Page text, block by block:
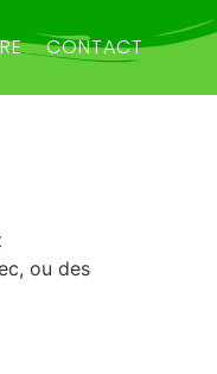
CONTACT
ou des